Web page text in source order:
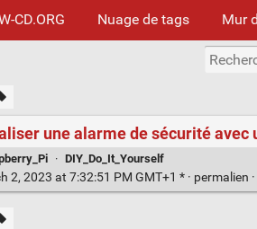
CD.ORG Nuage de tags Mur
une alarme de sécurité
· DIY_Do_It_Yourself
2, 2023 at 7:32:51 PM GMT+1 * · permalien ·